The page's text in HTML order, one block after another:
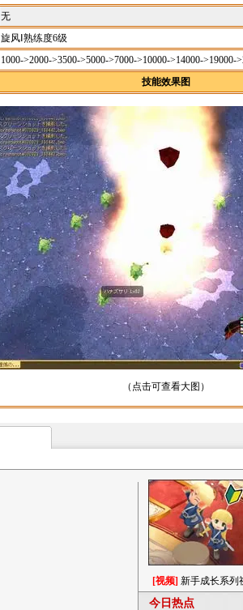
无
旋风Ⅰ熟练度6级
1000->2000->3500->5000->7000->10000->14000->19000-
技能效果图
（点击可查看大图）
[视频] 新手成长系列
今日热点